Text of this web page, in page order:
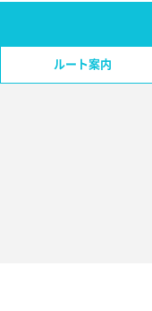
ルート案内